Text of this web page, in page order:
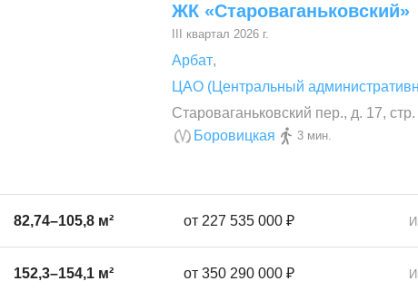
ЖК «Староваганьковский»
III квартал 2026 г.
Арбат,
ЦАО (Центральный
Староваганьковский пер., д. 17, стр.
Боровицкая
3 мин.
82,74–105,8 м² от 227 535 000 ₽
152,3–154,1 м² от 350 290 000 ₽